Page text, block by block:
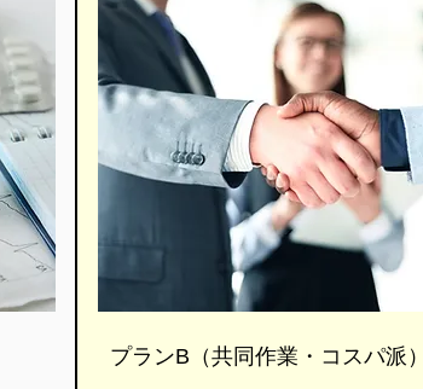
プランB（共同作業・コスパ派）